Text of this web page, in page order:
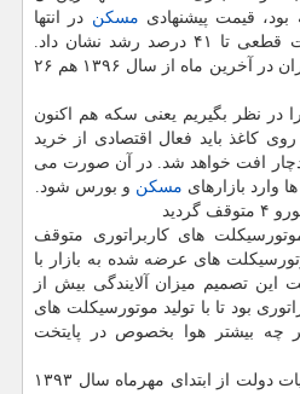
قیمت پیشنهادی مسكن در انتها
سال قبل تا ۵۰ درصد و قیمت قطعی تا ۴۱ درصد رشد نشان داد.
تهران در آخرین ماه از سال ۱۳۹۶ هم ۲۶
دلار ۴۲۰۰ تومان را در نظر بگیریم یعنی سكه هم اكنون
روی كاغذ باید فعال اقتصادی از خرید
دچار افت خواهد شد. در آن صورت می
وارد بازارهای مسكن و بورس شود.
سال ۱۳۹۶ تولید موتورسیكلت های كاربراتوری متوقف
های عرضه شده به بازار با
این تصمیم میزان آلایندگی بیش از
بود تا با تولید موتورسیكلت های
هر چه بیشتر هوا بخصوص در پایتخت
از جانب دیگر برپایه مصوبه هیات دولت از ابتدای مهرماه سال ۱۳۹۳